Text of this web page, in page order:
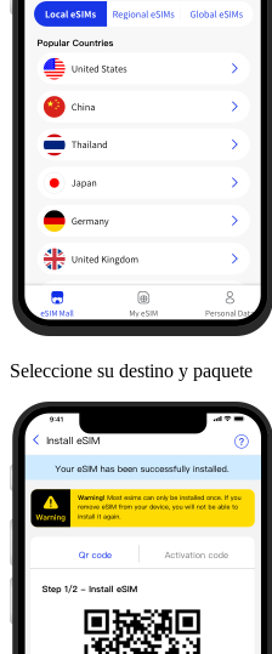
Seleccione su destino y paquete